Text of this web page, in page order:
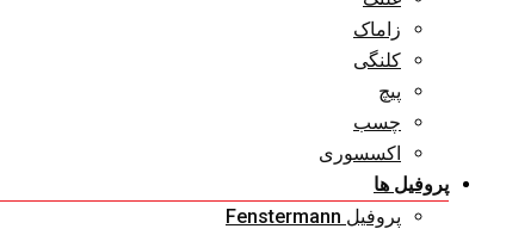
زاماک
کلنگی
پیچ
چسب
اکسسوری
پروفیل ها
پروفیل Fenstermann